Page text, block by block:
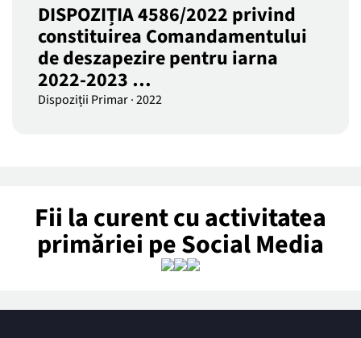
DISPOZIȚIA 4586/2022 privind
constituirea Comandamentului
de deszapezire pentru iarna
2022-2023 …
Dispoziții Primar·2022
Fii la curent cu activitatea
primăriei pe Social Media